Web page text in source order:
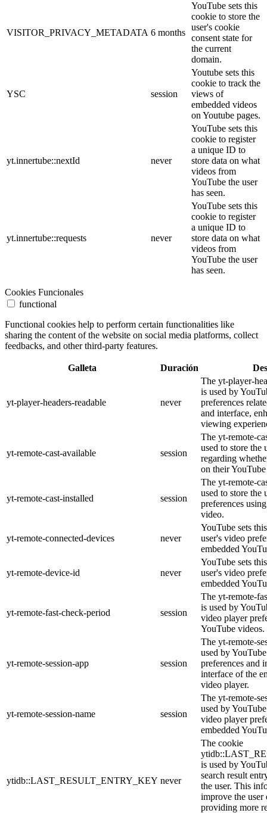
VISITOR_PRIVACY_METADATA 6 months
YouTube sets this
cookie to store the
user's cookie
consent state for
the current
domain.
YSC session
Youtube sets this
cookie to track the
views of
embedded videos
on Youtube pages.
yt.innertube::nextId never
YouTube sets this
cookie to register
a unique ID to
store data on what
videos from
YouTube the user
has seen.
yt.innertube::requests never
YouTube sets this
cookie to register
a unique ID to
store data on what
videos from
YouTube the user
has seen.
Cookies Funcionales
functional
Functional cookies help to perform certain functionalities like
sharing the content of the website on social media platforms, collect
feedbacks, and other third-party features.
Galleta Duración
yt-player-headers-readable never
The yt-player-
is used by
preferences
and interface,
viewing
yt-remote-cast-available session
The yt-remote-
used to store the
regarding
on their
yt-remote-cast-installed session
The yt-remote-
used to store the
preferences
video.
yt-remote-connected-devices never
YouTube sets
user's video
embedded
yt-remote-device-id never
YouTube sets
user's video
embedded
yt-remote-fast-check-period session
The yt-remote-
is used by
video player
YouTube videos.
yt-remote-session-app session
The yt-remote-
used by
preferences and
interface of the
video player.
yt-remote-session-name session
The yt-remote-
used by
video player
embedded
ytidb::LAST_RESULT_ENTRY_KEY never
The cookie
is used by
search result
the user. This
improve the user
providing more